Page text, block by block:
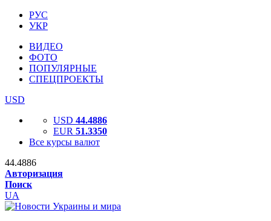
РУС
УКР
ВИДЕО
ФОТО
ПОПУЛЯРНЫЕ
СПЕЦПРОЕКТЫ
USD
USD 44.4886
EUR 51.3350
Все курсы валют
44.4886
Авторизация
Поиск
UA